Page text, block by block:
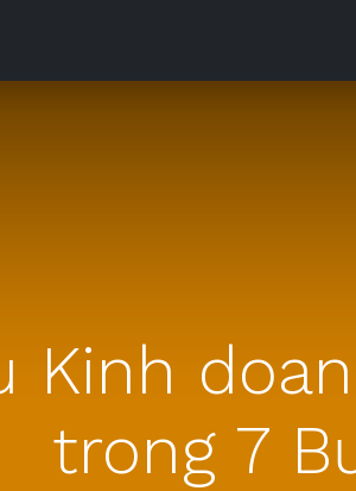
Kinh
trong 7